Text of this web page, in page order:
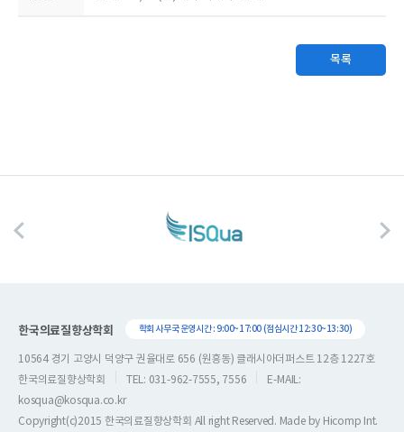
목록
한국의료질향상학회 학회 사무국 운영시간 : 9:00~17:00 (점심시간 12:30~13:30)
10564 경기 고양시 덕양구 권율대로 656 (원흥동) 클래시아더퍼스트 12층 1227호
한국의료질향상학회
TEL: 031-962-7555, 7556
E-MAIL:
kosqua@kosqua.co.kr
Copyright(c)2015 한국의료질향상학회 All right Reserved. Made by Hicomp Int.